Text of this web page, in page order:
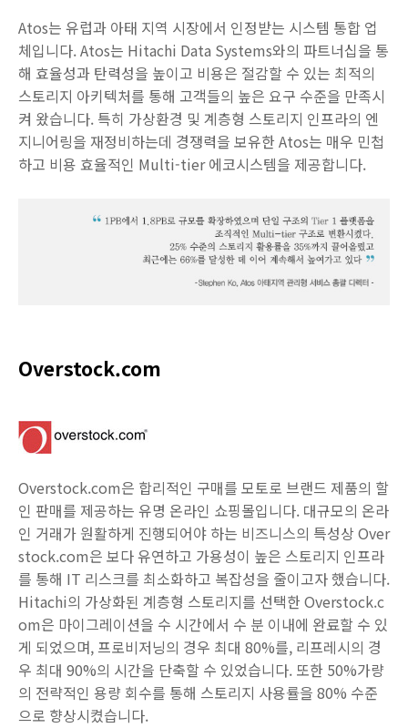
Atos는 유럽과 아태 지역 시장에서 인정받는 시스템 통합 업
체입니다. Atos는 Hitachi Data Systems와의 파트너십을 통
해 효율성과 탄력성을 높이고 비용은 절감할 수 있는 최적의
스토리지 아키텍처를 통해 고객들의 높은 요구 수준을 만족시
켜 왔습니다. 특히 가상환경 및 계층형 스토리지 인프라의 엔
지니어링을 재정비하는데 경쟁력을 보유한 Atos는 매우 민첩
하고 비용 효율적인 Multi-tier 에코시스템을 제공합니다.
Overstock.com
Overstock.com은 합리적인 구매를 모토로 브랜드 제품의 할
인 판매를 제공하는 유명 온라인 쇼핑몰입니다. 대규모의 온라
인 거래가 원활하게 진행되어야 하는 비즈니스의 특성상 Over
stock.com은 보다 유연하고 가용성이 높은 스토리지 인프라
를 통해 IT 리스크를 최소화하고 복잡성을 줄이고자 했습니다.
Hitachi의 가상화된 계층형 스토리지를 선택한 Overstock.c
om은 마이그레이션을 수 시간에서 수 분 이내에 완료할 수 있
게 되었으며, 프로비저닝의 경우 최대 80%를, 리프레시의 경
우 최대 90%의 시간을 단축할 수 있었습니다. 또한 50%가량
의 전략적인 용량 회수를 통해 스토리지 사용률을 80% 수준
으로 향상시켰습니다.